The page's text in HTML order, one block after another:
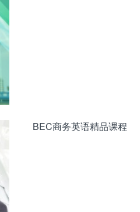
BEC商务英语精品课程